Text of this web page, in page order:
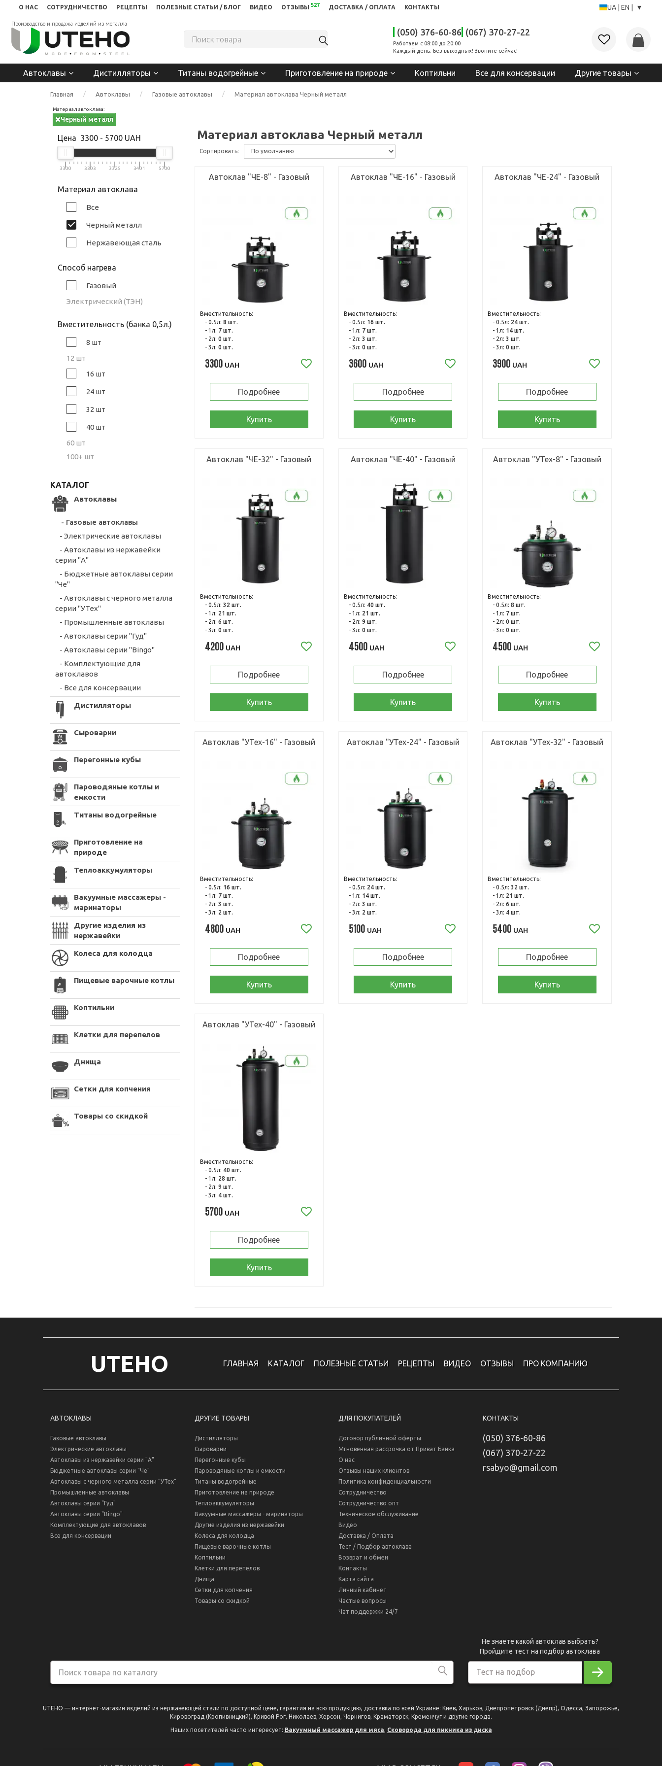
О НАС СОТРУДНИЧЕСТВО РЕЦЕПТЫ ПОЛЕЗНЫЕ СТАТЬИ / БЛОГ ВИДЕО ОТЗЫВЫ 527 ДОСТАВКА / ОПЛАТА КОНТАКТЫ UA EN ▾
Производство и продажа изделий из металла
(050) 376-60-86 (067) 370-27-22
Работаем с 08:00 до 20:00
Каждый день. Без выходных! Звоните сейчас!
Автоклавы Дистилляторы Титаны водогрейные Приготовление на природе Коптильни Все для консервации Другие товары
Главная Автоклавы Газовые автоклавы Материал автоклава Черный металл
Материал автоклава:
Черный металл
Цена 3300 - 5700 UAH
3300 3303 3325 3401 5700
Материал автоклава
Все
Черный металл
Нержавеющая сталь
Способ нагрева
Газовый
Электрический (ТЭН)
Вместительность (банка 0,5л.)
8 шт
12 шт
16 шт
24 шт
32 шт
40 шт
60 шт
100+ шт
КАТАЛОГ
Автоклавы
- Газовые автоклавы
- Электрические автоклавы
- Автоклавы из нержавейки
серии "А"
- Бюджетные автоклавы серии
"Че"
- Автоклавы с черного металла
серии "УТех"
- Промышленные автоклавы
- Автоклавы серии "Гуд"
- Автоклавы серии "Bingo"
- Комплектующие для
автоклавов
- Все для консервации
Дистилляторы
Сыроварни
Перегонные кубы
Пароводяные котлы и
емкости
Титаны водогрейные
Приготовление на
природе
Теплоаккумуляторы
Вакуумные массажеры -
маринаторы
Другие изделия из
нержавейки
Колеса для колодца
Пищевые варочные котлы
Коптильни
Клетки для перепелов
Днища
Сетки для копчения
Товары со скидкой
Материал автоклава Черный металл
Сортировать:
Автоклав "ЧЕ-8" - Газовый
Вместительность:
- 0.5л: 8 шт.
- 1л: 7 шт.
- 2л: 0 шт.
- 3л: 0 шт.
3300UAH
Подробнее
Купить
Автоклав "ЧЕ-16" - Газовый
Вместительность:
- 0.5л: 16 шт.
- 1л: 7 шт.
- 2л: 3 шт.
- 3л: 0 шт.
3600UAH
Подробнее
Купить
Автоклав "ЧЕ-24" - Газовый
Вместительность:
- 0.5л: 24 шт.
- 1л: 14 шт.
- 2л:3 шт.
- 3л:0 шт.
3900 UAH
Подробнее
Купить
Автоклав "ЧЕ-32" - Газовый
Вместительность:
- 0.5л: 32 шт.
- 1л: 21 шт.
- 2л: 6 шт.
- 3л: 0 шт.
4200UAH
Подробнее
Купить
Автоклав "ЧЕ-40" - Газовый
Вместительность:
- 0.5л: 40 шт.
- 1л: 21 шт.
- 2л: 9 шт.
- 3л: 0 шт.
4500UAH
Подробнее
Купить
Автоклав "УТех-8" - Газовый
Вместительность:
- 0.5л:8 шт.
- 1л: 7 шт.
- 2л:0 шт.
- 3л:0 шт.
4500 UAH
Подробнее
Купить
Автоклав "УТех-16" - Газовый
Вместительность:
- 0.5л: 16 шт.
- 1л: 7 шт.
- 2л: 3 шт.
- 3л: 2 шт.
4800UAH
Подробнее
Купить
Автоклав "УТех-24" - Газовый
Вместительность:
- 0.5л: 24 шт.
- 1л: 14 шт.
- 2л: 3 шт.
- 3л: 2 шт.
5100UAH
Подробнее
Купить
Автоклав "УТех-32" - Газовый
Вместительность:
- 0.5л:32 шт.
- 1л: 21 шт.
- 2л:6 шт.
- 3л: 4 шт.
5400 UAH
Подробнее
Купить
Автоклав "УТех-40" - Газовый
Вместительность:
- 0.5л: 40 шт.
- 1л: 28 шт.
- 2л: 9 шт.
- 3л: 4 шт.
5700UAH
Подробнее
Купить
UTEHO ГЛАВНАЯ КАТАЛОГ ПОЛЕЗНЫЕ СТАТЬИ РЕЦЕПТЫ ВИДЕО ОТЗЫВЫ ПРО КОМПАНИЮ
АВТОКЛАВЫ
Газовые автоклавы
Электрические автоклавы
Автоклавы из нержавейки серии "А"
Бюджетные автоклавы серии "Че"
Автоклавы с черного металла серии "УТех"
Промышленные автоклавы
Автоклавы серии "Гуд"
Автоклавы серии "Bingo"
Комплектующие для автоклавов
Все для консервации
ДРУГИЕ ТОВАРЫ
Дистилляторы
Сыроварни
Перегонные кубы
Пароводяные котлы и емкости
Титаны водогрейные
Приготовление на природе
Теплоаккумуляторы
Вакуумные массажеры - маринаторы
Другие изделия из нержавейки
Колеса для колодца
Пищевые варочные котлы
Коптильни
Клетки для перепелов
Днища
Сетки для копчения
Товары со скидкой
ДЛЯ ПОКУПАТЕЛЕЙ
Договор публичной оферты
Мгновенная рассрочка от Приват Банка
О нас
Отзывы наших клиентов
Политика конфиденциальности
Сотрудничество
Сотрудничество опт
Техническое обслуживание
Видео
Доставка / Оплата
Тест / Подбор автоклава
Возврат и обмен
Контакты
Карта сайта
Личный кабинет
Частые вопросы
Чат поддержки 24/7
КОНТАКТЫ
(050) 376-60-86
(067) 370-27-22
rsabyo@gmail.com
Тест на подбор
Не знаете какой автоклав выбрать?
Пройдите тест на подбор автоклава
UTEHO — интернет-магазин изделий из нержавеющей стали по доступной цене, гарантия на всю продукцию, доставка по всей Украине: Киев, Харьков, Днепропетровск (Днепр), Одесса, Запорожье,
Кировоград (Кропивницкий), Кривой Рог, Николаев, Херсон, Чернигов, Краматорск, Кременчуг и другие города.
Наших посетителей часто интересует: Вакуумный массажер для мяса, Сковорода для пикника из диска